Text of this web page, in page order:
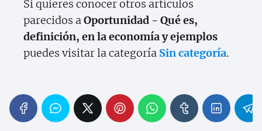
Si quieres conocer otros artículos
parecidos aOportunidad - Qué es,
definición, en la economía y ejemplos
puedes visitar la categoría Sin categoría.